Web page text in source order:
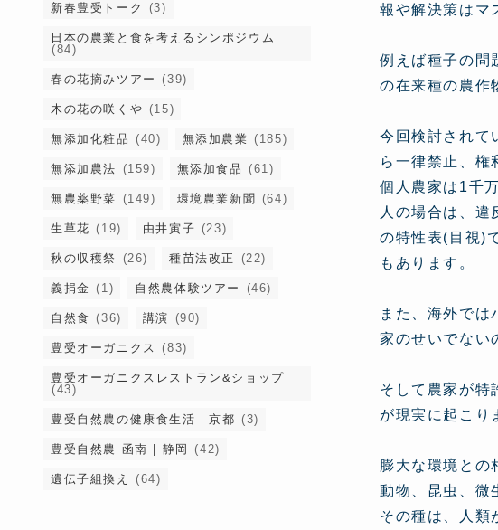
報や解決策はマ
例えば種子の問
の在来種の農作
今回検討されて
ら一律禁止、権
個人農家は1千
人の場合は、
の特性表(目視)
もあります。
また、海外では
家のせいでない
そして農家が特
が現実に起こり
膨大な環境との
動物、昆虫、微
その種は、人類
新春豊受トーク (3)
日本の農業と食を考えるシンポジウム
(84)
春の花摘みツアー (39)
木の花の咲くや (15)
無添加化粧品 (40) 無添加農業 (185)
無添加農法 (159) 無添加食品 (61)
無農薬野菜 (149) 環境農業新聞 (64)
生草花 (19) 由井寅子 (23)
秋の収穫祭 (26) 種苗法改正 (22)
義捐金 (1) 自然農体験ツアー (46)
自然食 (36) 講演 (90)
豊受オーガニクス (83)
豊受オーガニクスレストラン&ショップ
(43)
豊受自然農の健康食生活｜京都 (3)
豊受自然農 函南 | 静岡 (42)
遺伝子組換え (64)